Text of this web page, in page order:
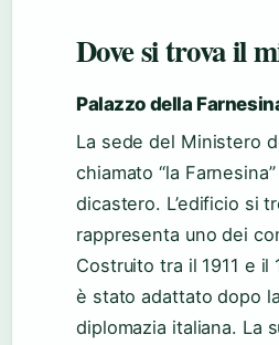
Dove si trova il
Palazzo della
La sede del Ministero
chiamato “la
dicastero. L’edificio si
rappresenta uno dei
Costruito tra il 1911 e
è stato adattato dopo
diplomazia italiana. La